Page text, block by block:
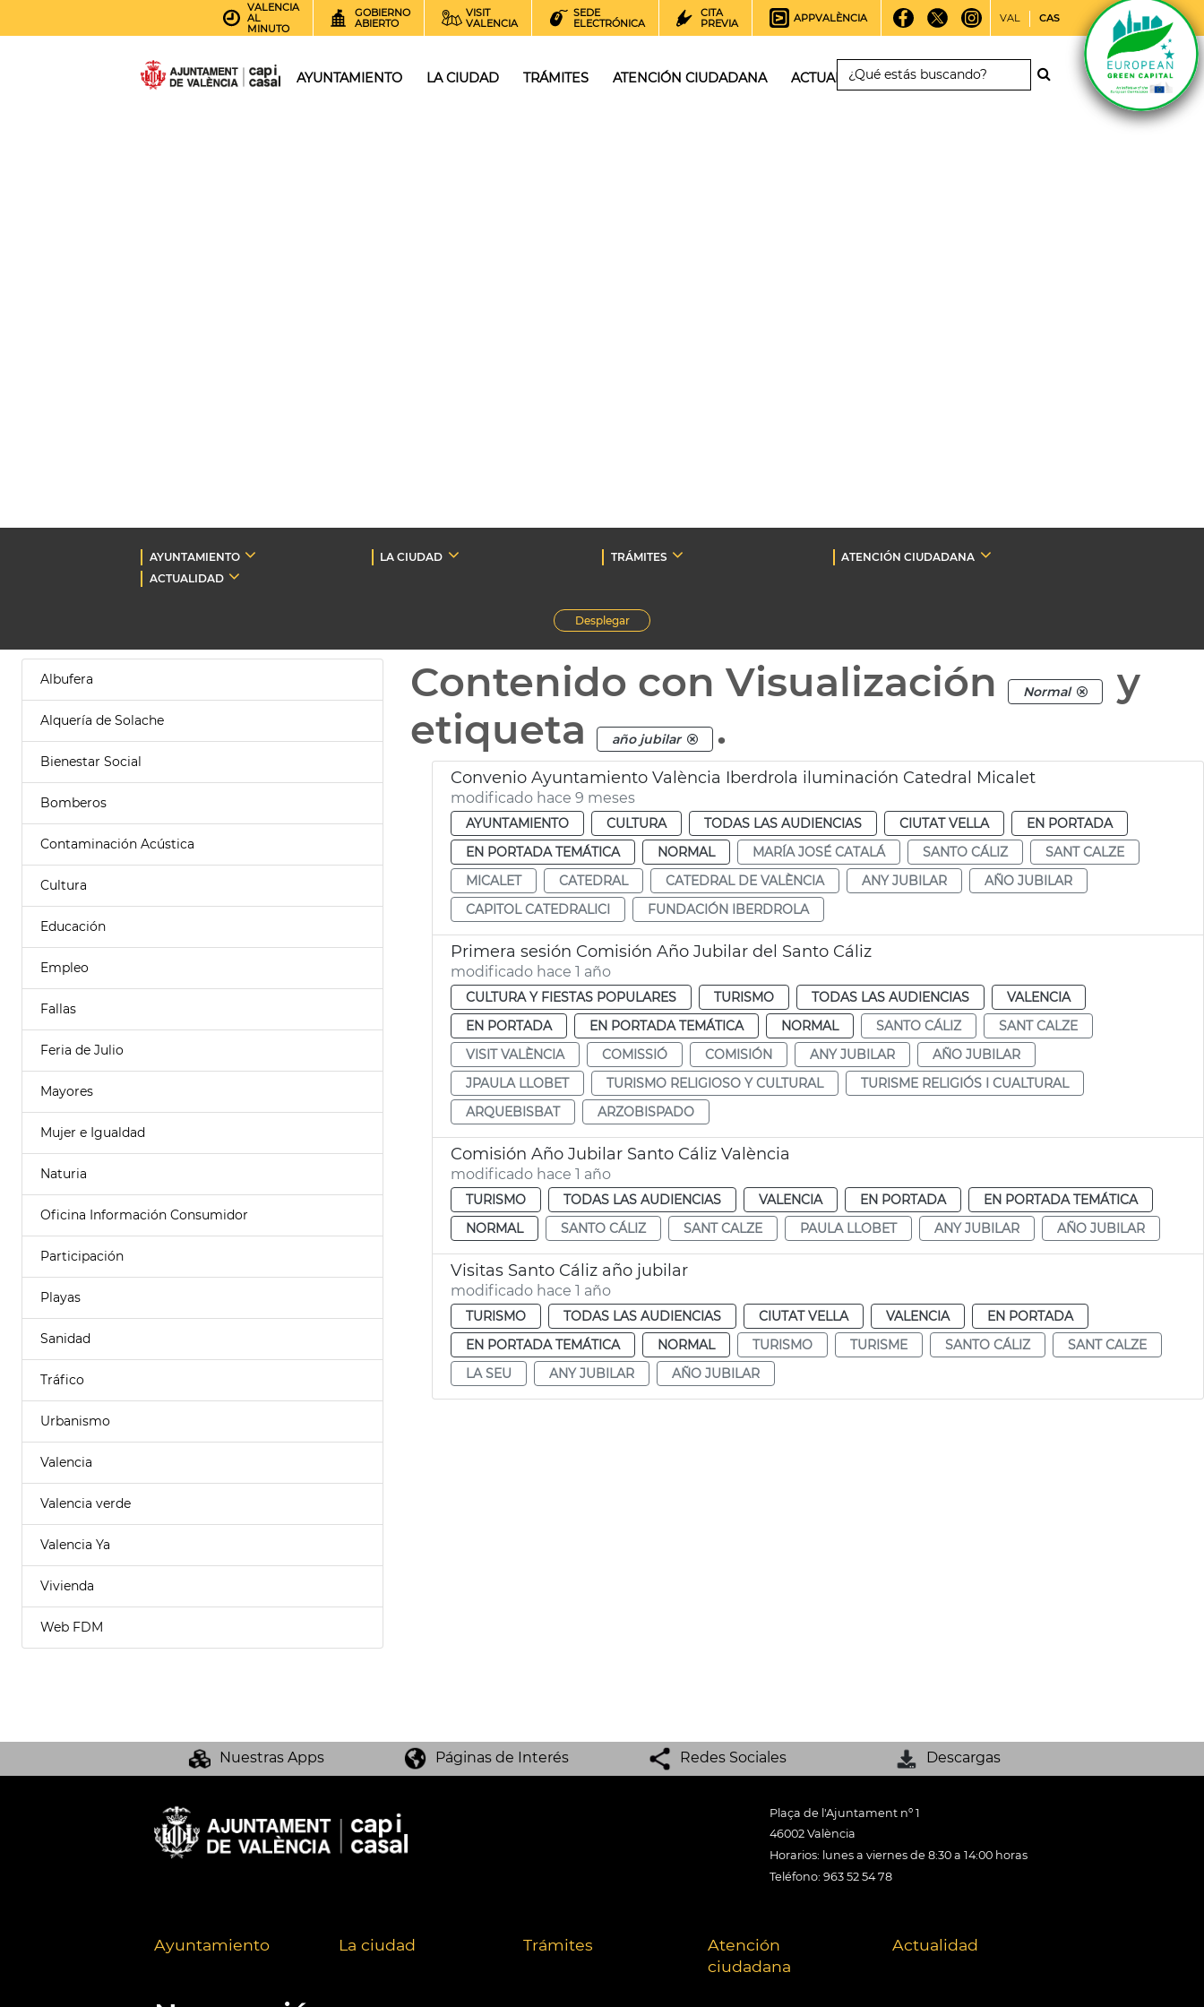
VALENCIA
AL
MINUTO
GOBIERNO
ABIERTO
VISIT
VALENCIA
SEDE
ELECTRÓNICA
CITA
PREVIA
APPVALÈNCIA VAL CAS
AYUNTAMIENTO LA CIUDAD TRÁMITES ATENCIÓN CIUDADANA ACTUALIDAD
AYUNTAMIENTO LA CIUDAD TRÁMITES
ATENCIÓN CIUDADANA
ACTUALIDAD
Desplegar
Albufera
Alquería de Solache
Bienestar Social
Bomberos
Contaminación Acústica
Cultura
Educación
Empleo
Fallas
Feria de Julio
Mayores
Mujer e Igualdad
Naturia
Oficina Información Consumidor
Participación
Playas
Sanidad
Tráfico
Urbanismo
Valencia
Valencia verde
Valencia Ya
Vivienda
Web FDM
Contenido con Visualización Normal
y
etiqueta
año jubilar .
Convenio Ayuntamiento València Iberdrola iluminación Catedral Micalet
modificado hace 9 meses
AYUNTAMIENTO CULTURA TODAS LAS AUDIENCIAS CIUTAT VELLA
EN PORTADA
EN PORTADA TEMÁTICA
NORMAL MARÍA JOSÉ CATALÁ SANTO CÁLIZ
SANT CALZE
MICALET
CATEDRAL CATEDRAL DE VALÈNCIA ANY JUBILAR
AÑO JUBILAR
CAPITOL CATEDRALICI
FUNDACIÓN IBERDROLA
Primera sesión Comisión Año Jubilar del Santo Cáliz
modificado hace 1 año
CULTURA Y FIESTAS POPULARES TURISMO TODAS LAS AUDIENCIAS
VALENCIA
EN PORTADA
EN PORTADA TEMÁTICA NORMAL SANTO CÁLIZ
SANT CALZE
VISIT VALÈNCIA
COMISSIÓ COMISIÓN ANY JUBILAR
AÑO JUBILAR
JPAULA LLOBET
TURISMO RELIGIOSO Y CULTURAL
TURISME RELIGIÓS I CUALTURAL
ARQUEBISBAT
ARZOBISPADO
Comisión Año Jubilar Santo Cáliz València
modificado hace 1 año
TURISMO TODAS LAS AUDIENCIAS VALENCIA EN PORTADA
EN PORTADA TEMÁTICA
NORMAL
SANTO CÁLIZ SANT CALZE PAULA LLOBET ANY JUBILAR AÑO JUBILAR
Visitas Santo Cáliz año jubilar
modificado hace 1 año
TURISMO TODAS LAS AUDIENCIAS CIUTAT VELLA VALENCIA
EN PORTADA
EN PORTADA TEMÁTICA
NORMAL TURISMO TURISME SANTO CÁLIZ
SANT CALZE
LA SEU
ANY JUBILAR AÑO JUBILAR
Nuestras Apps Páginas de Interés Redes Sociales Descargas
Plaça de l'Ajuntament nº 1
46002 València
Horarios: lunes a viernes de 8:30 a 14:00 horas
Teléfono: 963 52 54 78
Ayuntamiento La ciudad Trámites
Atención
ciudadana
Actualidad